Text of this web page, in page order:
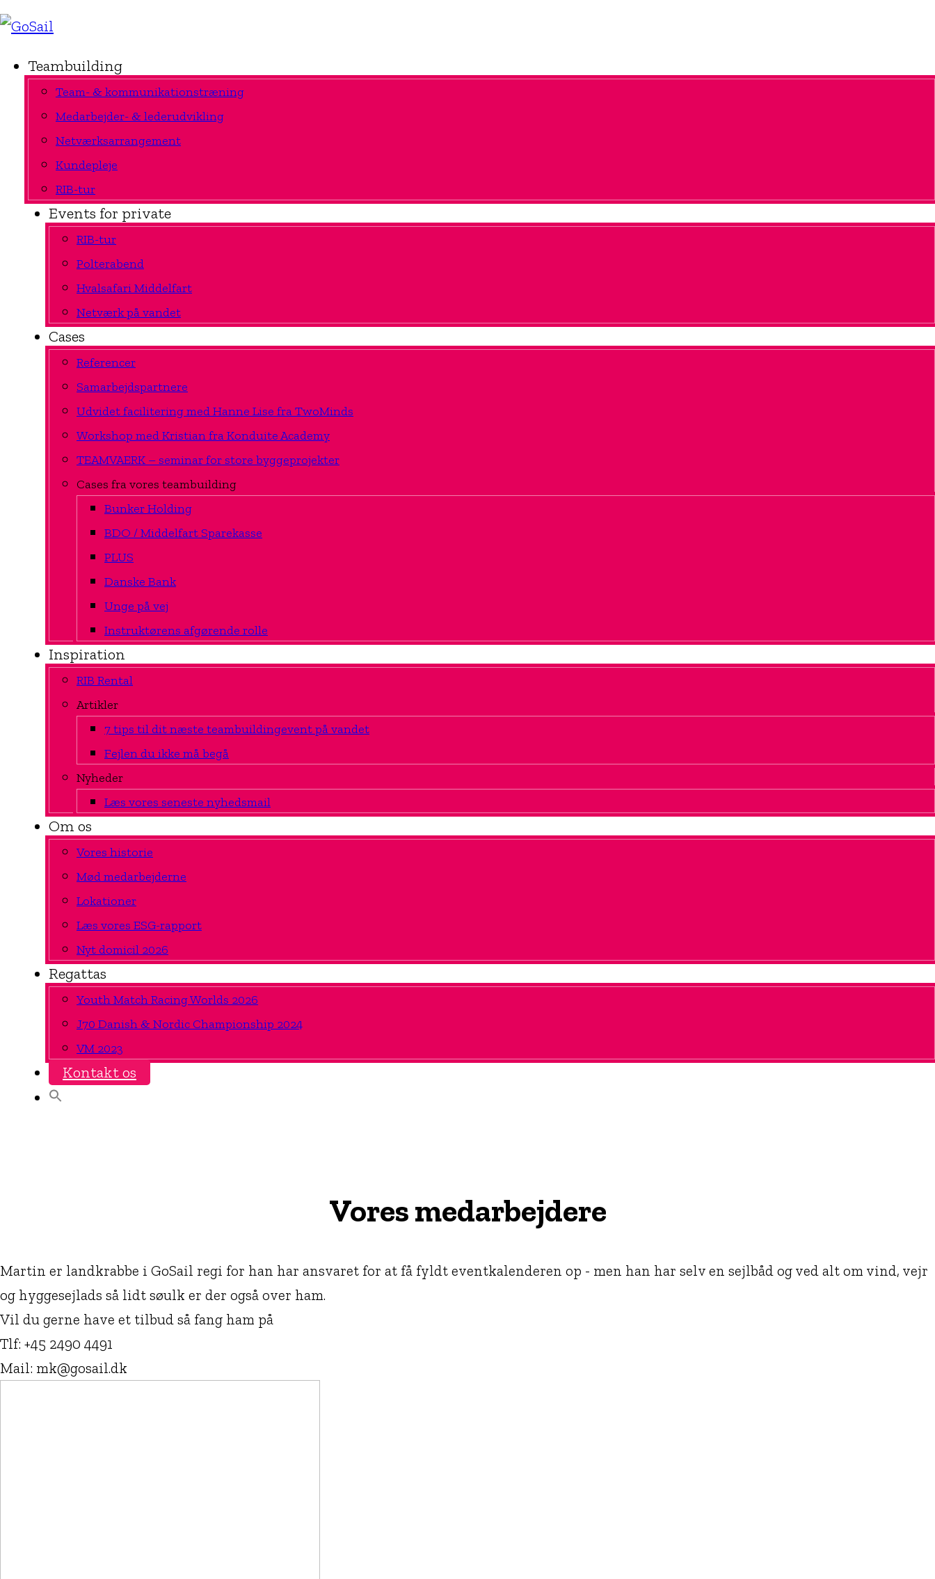
Teambuilding
Team- & kommunikationstræning
Medarbejder- & lederudvikling
Netværksarrangement
Kundepleje
RIB-tur
Events for private
RIB-tur
Polterabend
Hvalsafari Middelfart
Netværk på vandet
Cases
Referencer
Samarbejdspartnere
Udvidet facilitering med Hanne Lise fra TwoMinds
Workshop med Kristian fra Konduite Academy
TEAMVAERK – seminar for store byggeprojekter
Cases fra vores teambuilding
Bunker Holding
BDO / Middelfart Sparekasse
PLUS
Danske Bank
Unge på vej
Instruktørens afgørende rolle
Inspiration
RIB Rental
Artikler
7 tips til dit næste teambuildingevent på vandet
Fejlen du ikke må begå
Nyheder
Læs vores seneste nyhedsmail
Om os
Vores historie
Mød medarbejderne
Lokationer
Læs vores ESG-rapport
Nyt domicil 2026
Regattas
Youth Match Racing Worlds 2026
J70 Danish & Nordic Championship 2024
VM 2023
Kontakt os
Vores medarbejdere
Martin er landkrabbe i GoSail regi for han har ansvaret for at få fyldt eventkalenderen op - men han har selv en sejlbåd og ved alt om vind, vejr
og hyggesejlads så lidt søulk er der også over ham.
Vil du gerne have et tilbud så fang ham på
Tlf: +45 2490 4491
Mail: mk@gosail.dk